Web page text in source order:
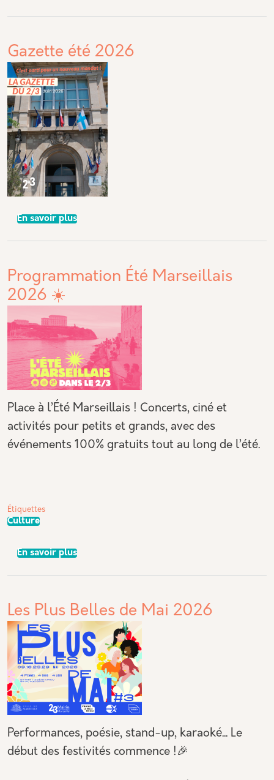
Gazette été 2026
En savoir plussur Gazette été 2026
Programmation Été Marseillais
2026 ☀️
Place à l’Été Marseillais ! Concerts, ciné et
activités pour petits et grands, avec des
événements 100% gratuits tout au long de l’été.
Étiquettes
Culture
En savoir plussur Programmation Été Marseillais 2026 ☀️
Les Plus Belles de Mai 2026
Performances, poésie, stand-up, karaoké... Le
début des festivités commence !🎉